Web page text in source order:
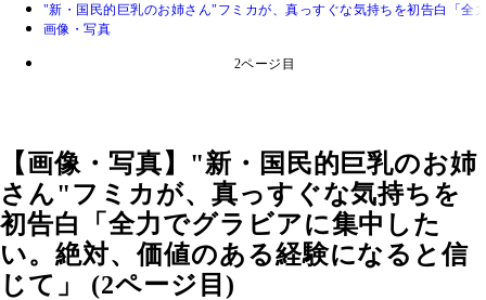
"新・国民的巨乳のお姉さん"フミカが、真っすぐな気持ちを初告白「
画像・写真
2ページ目
【画像・写真】"新・国民的巨乳のお姉
さん"フミカが、真っすぐな気持ちを
初告白「全力でグラビアに集中した
い。絶対、価値のある経験になると信
じて」 (2ページ目)